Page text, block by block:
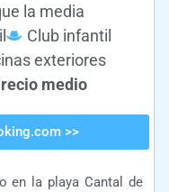
la media
Club infantil
exteriores
medio
>>
en la playa Cantal de